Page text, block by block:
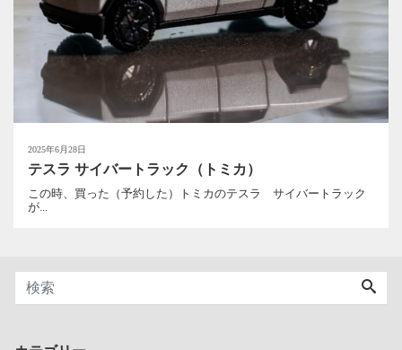
2025年6月28日
テスラ サイバートラック（トミカ）
この時、買った（予約した）トミカのテスラ サイバートラック
が...